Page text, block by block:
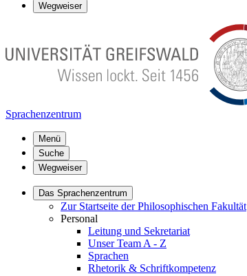
Wegweiser
Sprachenzentrum
Menü
Suche
Wegweiser
Das Sprachenzentrum
Zur Startseite der Philosophischen Fakultät
Personal
Leitung und Sekretariat
Unser Team A - Z
Sprachen
Rhetorik & Schriftkompetenz